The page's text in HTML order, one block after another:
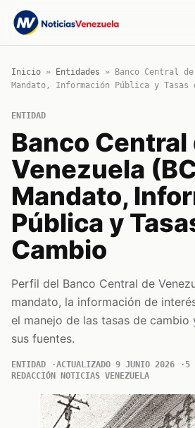
Inicio » Entidades »
Banco Central
Mandato, Información Pública y Tasas
ENTIDAD
Banco Central
Venezuela
Mandato,
Pública y
Cambio
Perfil del Banco Central de
mandato, la información de
el manejo de las tasas de
sus fuentes.
ENTIDAD ACTUALIZADO 9 JUNIO 2026
5
REDACCIÓN NOTICIAS VENEZUELA